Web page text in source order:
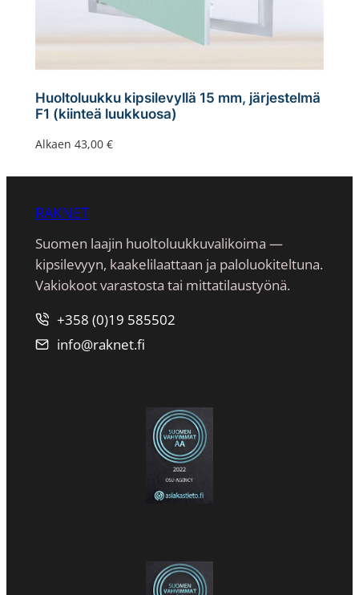
Huoltoluukku kipsilevyllä 15 mm, järjestelmä
F1 (kiinteä luukkuosa)
Alkaen 43,00 €
RAKNET
Suomen laajin huoltoluukkuvalikoima —
kipsilevyyn, kaakeli­laattaan ja paloluokiteltuna.
Vakiokoot varastosta tai mittatilaustyönä.
+358 (0)19 585502
info@raknet.fi